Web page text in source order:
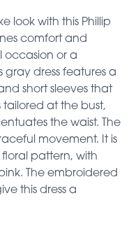
look with this Phillip
comfort and
occasion or a
gray dress features a
short sleeves that
tailored at the bust,
the waist. The
movement. It is
pattern, with
The embroidered
this dress a